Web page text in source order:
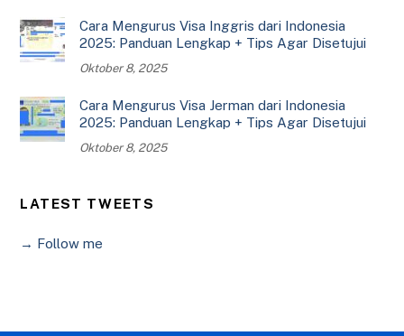
Cara Mengurus Visa Inggris dari Indonesia
2025: Panduan Lengkap + Tips Agar Disetujui
Oktober 8, 2025
Cara Mengurus Visa Jerman dari Indonesia
2025: Panduan Lengkap + Tips Agar Disetujui
Oktober 8, 2025
LATEST TWEETS
→ Follow me